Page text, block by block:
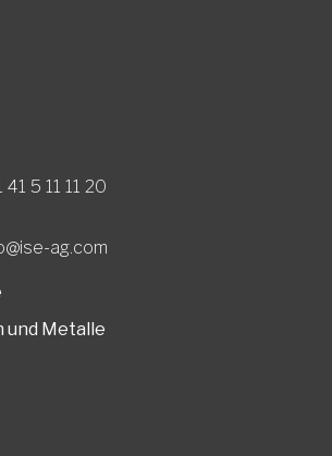
41 5 11 11 20
ag.com
und Metalle